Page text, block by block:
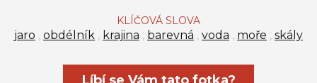
KLÍČOVÁ SLOVA
jaro , obdélník , krajina , barevná , voda , moře , skály